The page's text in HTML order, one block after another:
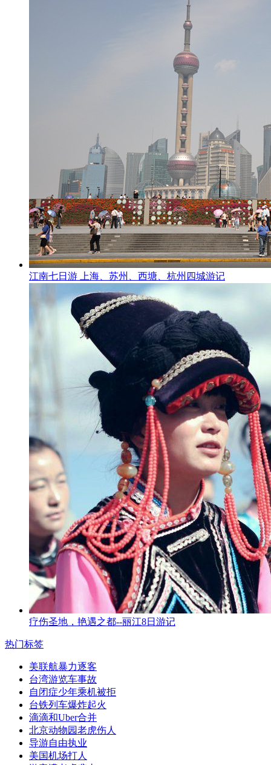
江南七日游 上海、苏州、西塘、杭州四城游记
疗伤圣地，艳遇之都--丽江8日游记
热门标签
美联航暴力逐客
台湾游览车事故
自闭症少年乘机被拒
台铁列车爆炸起火
滴滴和Uber合并
北京动物园老虎伤人
导游自由执业
美国机场打人